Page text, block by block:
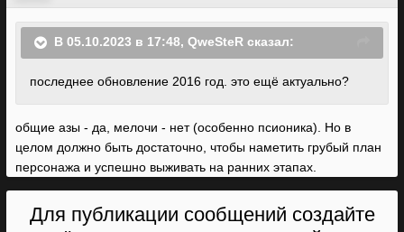
В 05.10.2023 в 17:48, QweSteR сказал:
последнее обновление 2016 год. это ещё актуально?
общие азы - да, мелочи - нет (особенно псионика). Но в
целом должно быть достаточно, чтобы наметить грубый план
персонажа и успешно выживать на ранних этапах.
Для публикации сообщений создайте